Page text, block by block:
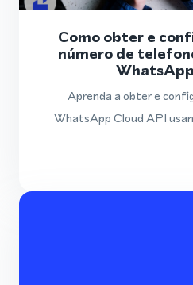
Como obter e
número de
Aprenda a obter e
WhatsApp Cloud API